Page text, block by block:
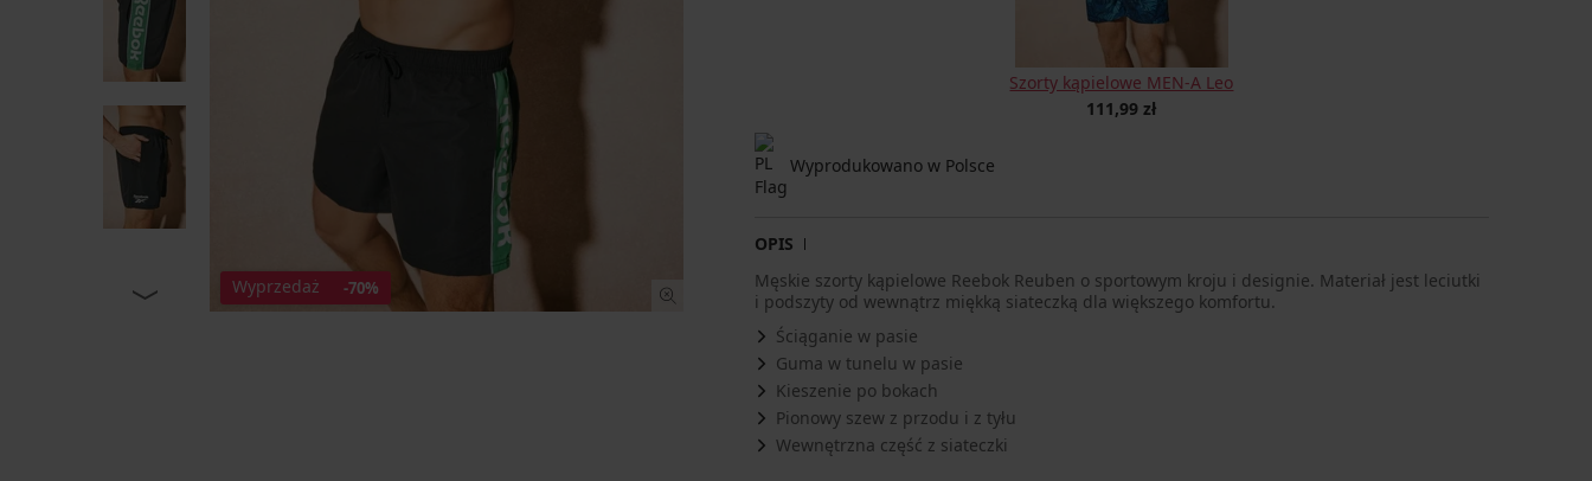
Wyprzedaż -70%
Szorty kąpielowe MEN-A Leo
111,99 zł
Wyprodukowano w Polsce
OPIS
Męskie szorty kąpielowe Reebok Reuben o sportowym kroju i designie. Materiał jest leciutki
i podszyty od wewnątrz miękką siateczką dla większego komfortu.
Ściąganie w pasie
Guma w tunelu w pasie
Kieszenie po bokach
Pionowy szew z przodu i z tyłu
Wewnętrzna część z siateczki